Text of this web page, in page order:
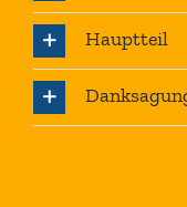
Hauptteil